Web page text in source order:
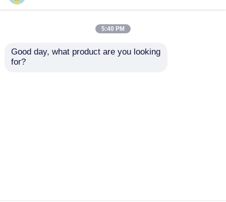
5:40 PM
Good day, what product are you looking
for?